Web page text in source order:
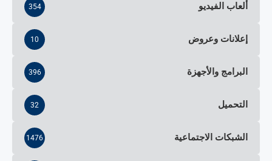
ألعاب الفيديو 354
إعلانات وعروض 10
البرامج والأجهزة 396
التحميل 32
الشبكات الاجتماعية 1476